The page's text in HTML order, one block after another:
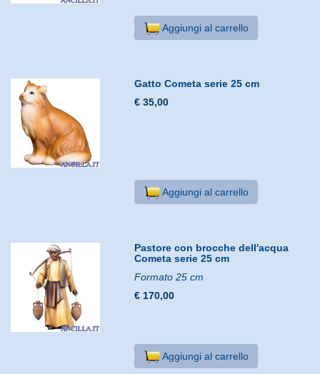
Aggiungi al carrello
Gatto Cometa serie 25 cm
€ 35,00
Aggiungi al carrello
Pastore con brocche dell'acqua
Cometa serie 25 cm
Formato 25 cm
€ 170,00
Aggiungi al carrello